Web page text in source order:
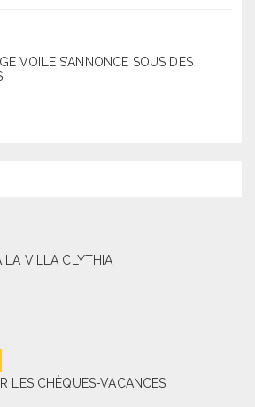
VOILE S’ANNONCE SOUS DES
LA VILLA CLYTHIA
LES CHÈQUES-VACANCES